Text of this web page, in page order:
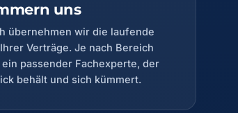
uns
übernehmen wir die laufende
Verträge. Je nach Bereich
passender Fachexperte, der
behält und sich kümmert.